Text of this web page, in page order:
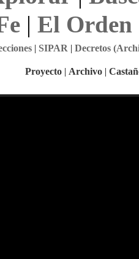
| El Orden
| SIPAR | Decretos
Proyecto | Archivo |